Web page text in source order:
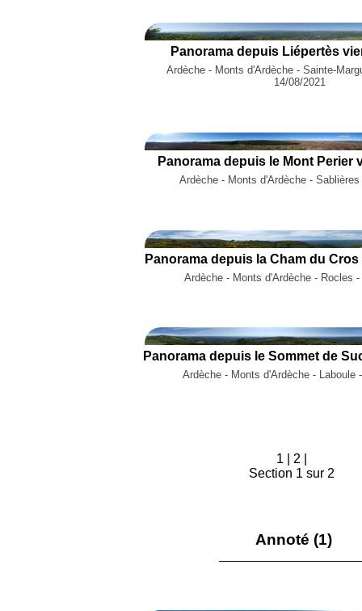
Panorama depuis Liépertès
Ardèche - Monts d'Ardèche - Sainte-
14/08/2021
Panorama depuis le Mont Perier
Ardèche - Monts d'Ardèche - Sablières
Panorama depuis la Cham du Cros
Ardèche - Monts d'Ardèche - Rocles
Ardèche - Monts d'Ardèche - Laboule
1 2
Section 1 sur 2
Annoté (1)